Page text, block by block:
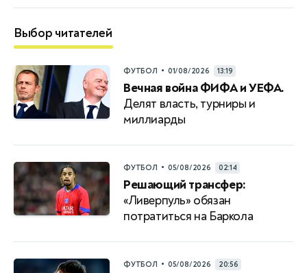
Выбор читателей
ФУТБОЛ • 01/08/2026 13:19
Вечная война ФИФА и УЕФА.
Делят власть, турниры и
миллиарды
ФУТБОЛ • 05/08/2026 02:14
Решающий трансфер:
«Ливерпуль» обязан
потратиться на Баркола
ФУТБОЛ • 05/08/2026 20:56